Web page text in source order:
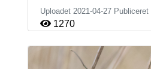
Uploadet 2021-04-27 Publiceret
1270